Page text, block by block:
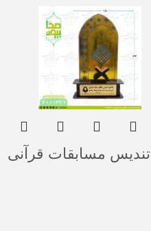
تندیس مسابقات قرآنی